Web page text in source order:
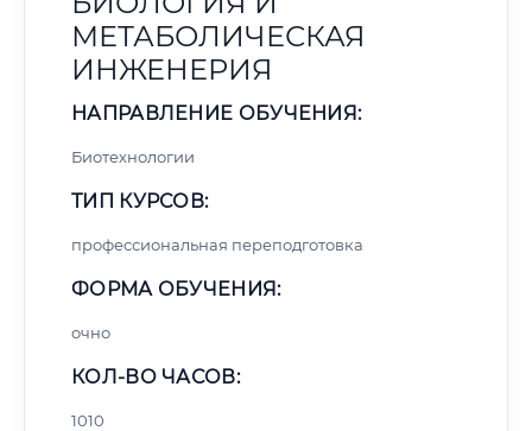
МЕТАБОЛИЧЕСКАЯ
ИНЖЕНЕРИЯ
НАПРАВЛЕНИЕ ОБУЧЕНИЯ:
Биотехнологии
ТИП КУРСОВ:
профессиональная переподготовка
ФОРМА ОБУЧЕНИЯ:
очно
КОЛ-ВО ЧАСОВ:
1010